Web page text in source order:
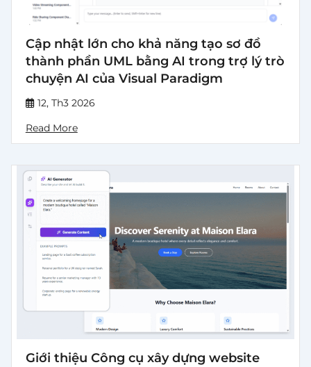
Cập nhật lớn cho khả năng tạo sơ đồ
thành phần UML bằng AI trong trợ lý trò
chuyện AI của Visual Paradigm
12, Th3 2026
Read More
Giới thiệu Công cụ xây dựng website